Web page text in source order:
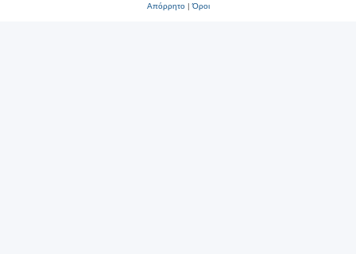
Απόρρητο|Όροι